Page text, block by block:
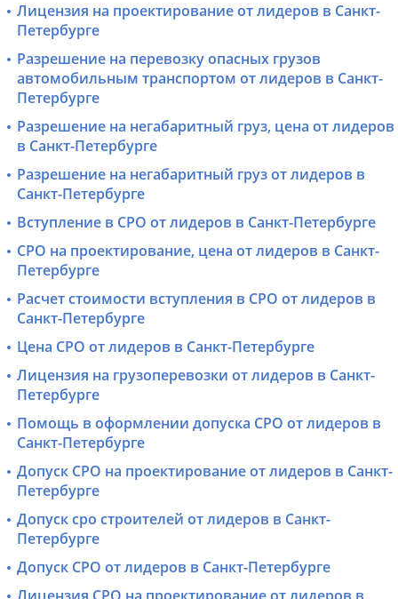
Лицензия на проектирование от лидеров в Санкт-
Петербурге
Разрешение на перевозку опасных грузов
автомобильным транспортом от лидеров в Санкт-
Петербурге
Разрешение на негабаритный груз, цена от лидеров
в Санкт-Петербурге
Разрешение на негабаритный груз от лидеров в
Санкт-Петербурге
Вступление в СРО от лидеров в Санкт-Петербурге
СРО на проектирование, цена от лидеров в Санкт-
Петербурге
Расчет стоимости вступления в СРО от лидеров в
Санкт-Петербурге
Цена СРО от лидеров в Санкт-Петербурге
Лицензия на грузоперевозки от лидеров в Санкт-
Петербурге
Помощь в оформлении допуска СРО от лидеров в
Санкт-Петербурге
Допуск СРО на проектирование от лидеров в Санкт-
Петербурге
Допуск сро строителей от лидеров в Санкт-
Петербурге
Допуск СРО от лидеров в Санкт-Петербурге